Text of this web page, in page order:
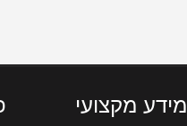
מידע מקצועי